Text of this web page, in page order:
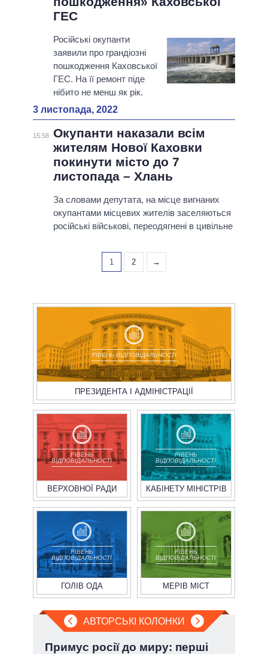
ГЕС
Російські окупанти
заявили про грандіозні
пошкодження Каховської
ГЕС. На її ремонт піде
нібито не менш як рік.
3 листопада, 2022
15:58 Окупанти наказали всім
жителям Нової Каховки
покинути місто до 7
листопада – Хлань
За словами депутата, на місце вигнаних
окупантами місцевих жителів заселяються
російські військові, переодягнені в цивільне
1 2 →
РІВЕНЬ ВІДПОВІДАЛЬНОСТІ
ПРЕЗИДЕНТА І АДМІНІСТРАЦІЇ
РІВЕНЬ
ВІДПОВІДАЛЬНОСТІ
ВЕРХОВНОЇ РАДИ
РІВЕНЬ
ВІДПОВІДАЛЬНОСТІ
КАБІНЕТУ МІНІСТРІВ
РІВЕНЬ
ВІДПОВІДАЛЬНОСТІ
ГОЛІВ ОДА
РІВЕНЬ
ВІДПОВІДАЛЬНОСТІ
МЕРІВ МІСТ
АВТОРСЬКІ КОЛОНКИ
Примус росії до миру: перші